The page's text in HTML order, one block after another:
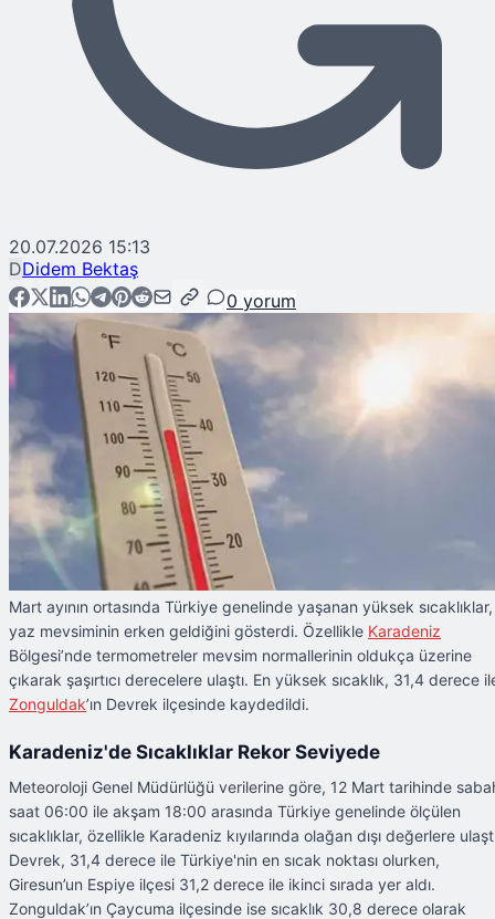
20.07.2026 15:13
DDidem Bektaş
0 yorum
Mart ayının ortasında Türkiye genelinde yaşanan yüksek sıcaklıklar,
yaz mevsiminin erken geldiğini gösterdi. Özellikle Karadeniz
Bölgesi’nde termometreler mevsim normallerinin oldukça üzerine
çıkarak şaşırtıcı derecelere ulaştı. En yüksek sıcaklık, 31,4 derece
Zonguldak’ın Devrek ilçesinde kaydedildi.
Karadeniz'de Sıcaklıklar Rekor Seviyede
Meteoroloji Genel Müdürlüğü verilerine göre, 12 Mart tarihinde
saat 06:00 ile akşam 18:00 arasında Türkiye genelinde ölçülen
sıcaklıklar, özellikle Karadeniz kıyılarında olağan dışı değerlere
Devrek, 31,4 derece ile Türkiye'nin en sıcak noktası olurken,
Giresun’un Espiye ilçesi 31,2 derece ile ikinci sırada yer aldı.
Zonguldak’ın Çaycuma ilçesinde ise sıcaklık 30,8 derece olarak